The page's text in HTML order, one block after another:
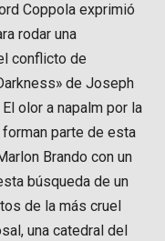
Coppola exprimió
rodar una
conflicto de
de Joseph
olor a napalm por la
parte de esta
Brando con un
búsqueda de un
de la más cruel
una catedral del